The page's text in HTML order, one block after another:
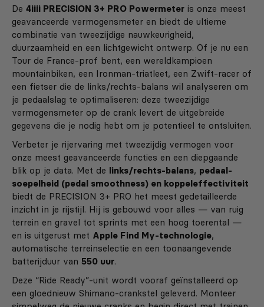
De 4iiii PRECISION 3+ PRO Powermeter is onze meest
geavanceerde vermogensmeter en biedt de ultieme
combinatie van tweezijdige nauwkeurigheid,
duurzaamheid en een lichtgewicht ontwerp. Of je nu een
Tour de France-prof bent, een wereldkampioen
mountainbiken, een Ironman-triatleet, een Zwift-racer of
een fietser die de links/rechts-balans wil analyseren om
je pedaalslag te optimaliseren: deze tweezijdige
vermogensmeter op de crank levert de uitgebreide
gegevens die je nodig hebt om je potentieel te ontsluiten.
Verbeter je rijervaring met tweezijdig vermogen voor
onze meest geavanceerde functies en een diepgaande
blik op je data. Met de links/rechts-balans, pedaal-
soepelheid (pedal smoothness) en koppeleffectiviteit
biedt de PRECISION 3+ PRO het meest gedetailleerde
inzicht in je rijstijl. Hij is gebouwd voor alles — van ruig
terrein en gravel tot sprints met een hoog toerental —
en is uitgerust met Apple Find My-technologie,
automatische terreinselectie en een toonaangevende
batterijduur van 550 uur.
Deze “Ride Ready”-unit wordt vooraf geïnstalleerd op
een gloednieuw Shimano-crankstel geleverd. Monteer